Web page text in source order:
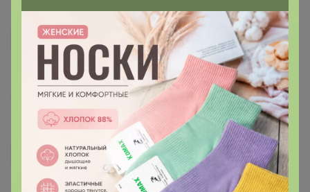
Лилия___
Классная досточка!
22 мая, 2018 07:51
Лилия___
Классная досточка!